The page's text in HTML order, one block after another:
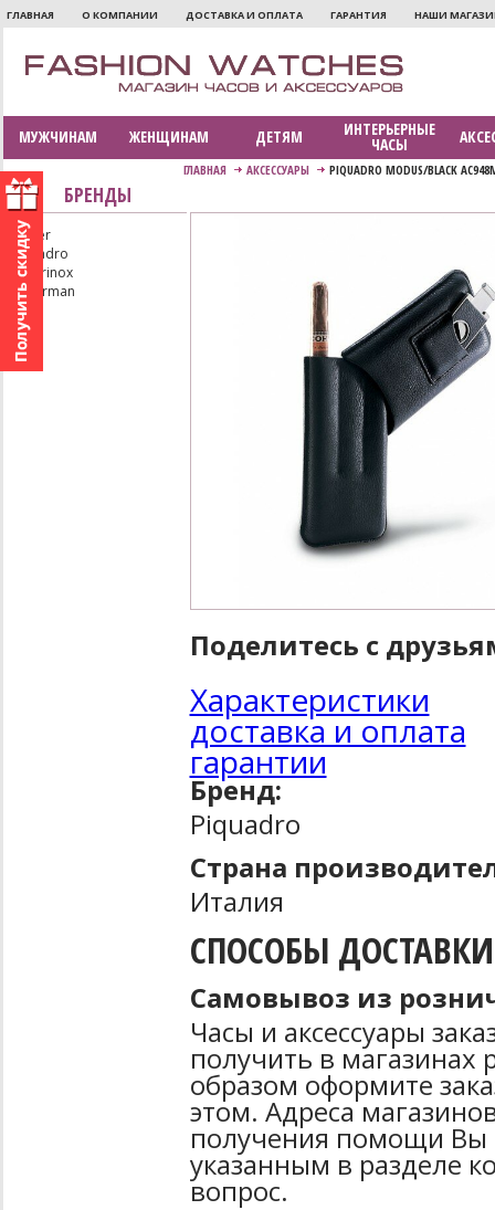
ГЛАВНАЯ О КОМПАНИИ ДОСТАВКА И ОПЛАТА ГАРАНТИЯ НАШИ
МУЖЧИНАМ ЖЕНЩИНАМ ДЕТЯМ ИНТЕРЬЕРНЫЕ
ЧАСЫ
ГЛАВНАЯ АКСЕССУАРЫ PIQUADRO MODUS/BLACK
БРЕНДЫ
Parker
Piquadro
Victorinox
Waterman
Поделитесь с
Характеристики
доставка и оплата
гарантии
Бренд:
Piquadro
Страна
Италия
СПОСОБЫ
Самовывоз из
Часы и аксессуары
получить в магазинах
образом оформите
этом. Адреса
получения помощи Вы
указанным в разделе
вопрос.